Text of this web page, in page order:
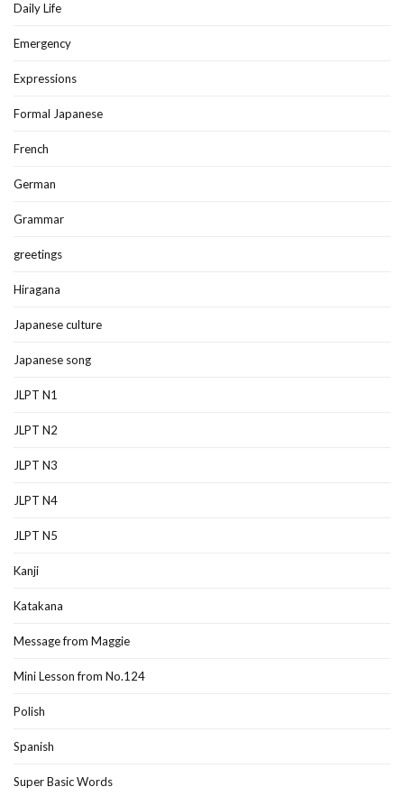
Daily Life
Emergency
Expressions
Formal Japanese
French
German
Grammar
greetings
Hiragana
Japanese culture
Japanese song
JLPT N1
JLPT N2
JLPT N3
JLPT N4
JLPT N5
Kanji
Katakana
Message from Maggie
Mini Lesson from No.124
Polish
Spanish
Super Basic Words